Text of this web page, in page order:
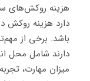
هزینه روکش‌های
دارد هزینه روکش
باشد. برخی از
دارند شامل محل
میزان مهارت،